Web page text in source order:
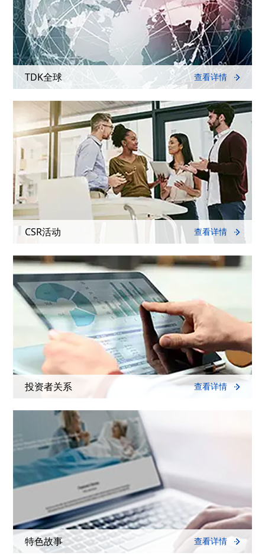
TDK全球 查看详情
CSR活动 查看详情
投资者关系 查看详情
特色故事 查看详情